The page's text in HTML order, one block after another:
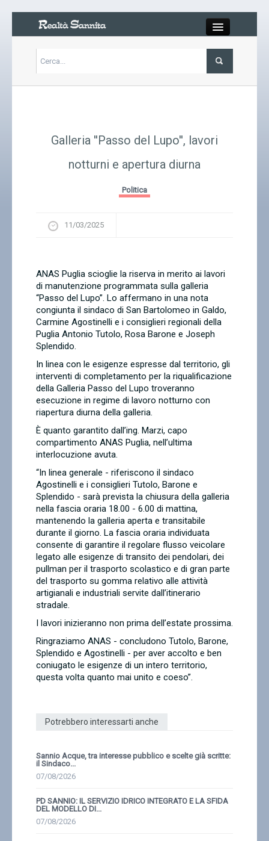
Contatti
Galleria ''Passo del Lupo'', lavori
notturni e apertura diurna
Politica
11/03/2025
ANAS Puglia scioglie la riserva in merito ai lavori
di manutenzione programmata sulla galleria
“Passo del Lupo”. Lo affermano in una nota
congiunta il sindaco di San Bartolomeo in Galdo,
Carmine Agostinelli e i consiglieri regionali della
Puglia Antonio Tutolo, Rosa Barone e Joseph
Splendido.
In linea con le esigenze espresse dal territorio, gli
interventi di completamento per la riqualificazione
della Galleria Passo del Lupo troveranno
esecuzione in regime di lavoro notturno con
riapertura diurna della galleria.
È quanto garantito dall’ing. Marzi, capo
compartimento ANAS Puglia, nell’ultima
interlocuzione avuta.
“In linea generale - riferiscono il sindaco
Agostinelli e i consiglieri Tutolo, Barone e
Splendido - sarà prevista la chiusura della galleria
nella fascia oraria 18.00 - 6.00 di mattina,
mantenendo la galleria aperta e transitabile
durante il giorno. La fascia oraria individuata
consente di garantire il regolare flusso veicolare
legato alle esigenze di transito dei pendolari, dei
pullman per il trasporto scolastico e di gran parte
del trasporto su gomma relativo alle attività
artigianali e industriali servite dall’itinerario
stradale.
I lavori inizieranno non prima dell’estate prossima.
Ringraziamo ANAS - concludono Tutolo, Barone,
Splendido e Agostinelli - per aver accolto e ben
coniugato le esigenze di un intero territorio,
questa volta quanto mai unito e coeso”.
Potrebbero interessarti anche
Sannio Acque, tra interesse pubblico e scelte già scritte:
il Sindaco...
07/08/2026
PD SANNIO: IL SERVIZIO IDRICO INTEGRATO E LA SFIDA
DEL MODELLO DI...
07/08/2026